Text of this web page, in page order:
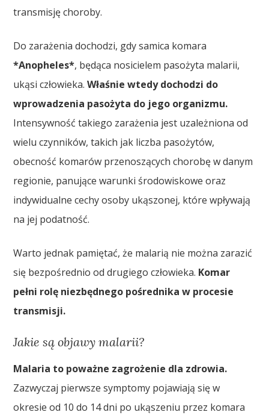
transmisję choroby.
Do zarażenia dochodzi, gdy samica komara
*Anopheles*, będąca nosicielem pasożyta malarii,
ukąsi człowieka.Właśnie wtedy dochodzi do
wprowadzenia pasożyta do jego organizmu.
Intensywność takiego zarażenia jest uzależniona od
wielu czynników, takich jak liczba pasożytów,
obecność komarów przenoszących chorobę w danym
regionie, panujące warunki środowiskowe oraz
indywidualne cechy osoby ukąszonej, które wpływają
na jej podatność.
Warto jednak pamiętać, że malarią nie można zarazić
się bezpośrednio od drugiego człowieka. Komar
pełni rolę niezbędnego pośrednika w procesie
transmisji.
Jakie są objawy malarii?
Malaria to poważne zagrożenie dla zdrowia.
Zazwyczaj pierwsze symptomy pojawiają się w
okresie od 10 do 14 dni po ukąszeniu przez komara